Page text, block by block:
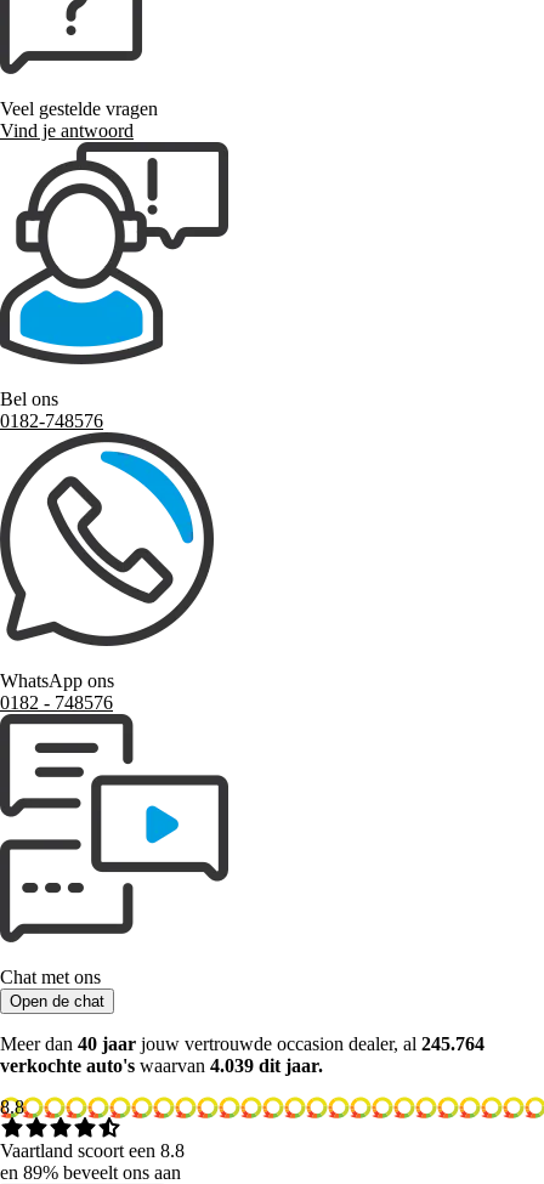
Veel gestelde vragen
Vind je antwoord
Bel ons
0182-748576
WhatsApp ons
0182 ‑ 748576
Chat met ons
Open de chat
Meer dan 40 jaar jouw vertrouwde occasion dealer, al 245.764
verkochte auto's waarvan 4.039 dit jaar.
8.8
Vaartland scoort een 8.8
en 89% beveelt ons aan